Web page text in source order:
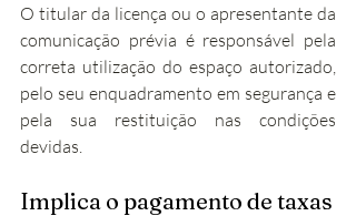
O titular da licença ou o apresentante da
comunicação prévia é responsável pela
correta utilização do espaço autorizado,
pelo seu enquadramento em segurança e
pela sua restituição nas condições
devidas.
Implica o pagamento de taxas